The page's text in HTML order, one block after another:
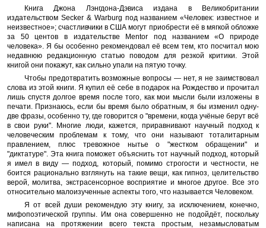
Книга Джона Лэнгдона-Дэвиса издана в Великобритании
издательством Secker & Warburg под названием «Человек: известное и
неизвестное»; счастливчики в США могут приобрести её в мягкой обложке
за 50 центов в издательстве Mentor под названием «О природе
человека». Я бы особенно рекомендовал её всем тем, кто посчитал мою
недавнюю редакционную статью поводом для резкой критики. Этой
книгой они покажут, как сильно упали на пятую точку.
Чтобы предотвратить возможные вопросы — нет, я не заимствовал
слова из этой книги. Я купил её себе в подарок на Рождество и прочитал
лишь спустя долгое время после того, как мои мысли были изложены в
печати. ​​Признаюсь, если бы время было обратным, я бы изменил одну-
две фразы, особенно ту, где говорится о "времени, когда учёные берут всё
в свои руки". Многие люди, кажется, приравнивают научный подход к
человеческим проблемам к тому, что они называют тоталитарным
правлением, плюс тревожное нытье о "жестком обращении" и
"диктатуре". Эта книга поможет объяснить тот научный подход, который
я имел в виду — подход, который, помимо строгости и честности, не
боится рационально взглянуть на такие вещи, как гипноз, целительство
верой, молитва, экстрасенсорное восприятие и многое другое. Все это
относительно малоизученные аспекты того, что называется Человеком.
Я от всей души рекомендую эту книгу, за исключением, конечно,
мифопоэтической группы. Им она совершенно не подойдёт, поскольку
написана на протяжении всего текста простым, незамысловатым